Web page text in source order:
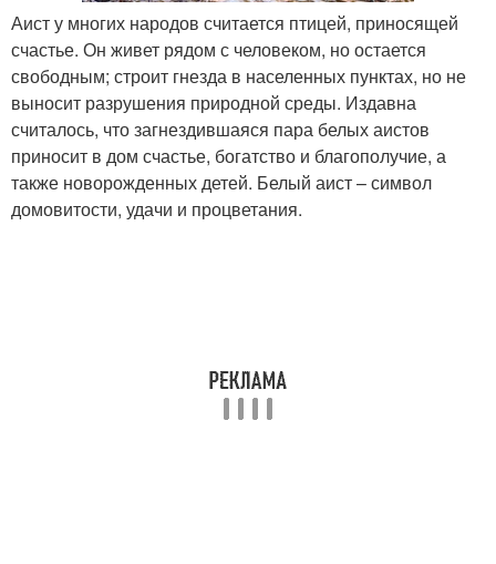
Аист у многих народов считается птицей, приносящей
счастье. Он живет рядом с человеком, но остается
свободным; строит гнезда в населенных пунктах, но не
выносит разрушения природной среды. Издавна
считалось, что загнездившаяся пара белых аистов
приносит в дом счастье, богатство и благополучие, а
также новорожденных детей. Белый аист – символ
домовитости, удачи и процветания.